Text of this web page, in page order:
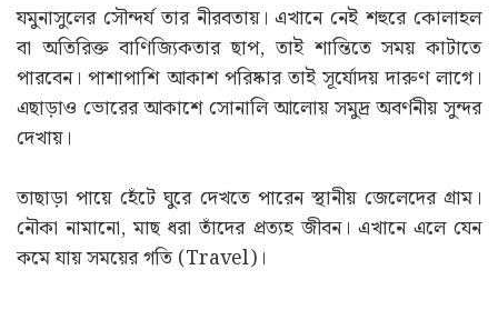
যমুনাসুলের সৌন্দর্য তার নীরবতায়। এখানে নেই শহুরে কোলাহল
বা অতিরিক্ত বাণিজ্যিকতার ছাপ, তাই শান্তিতে সময় কাটাতে
পারবেন। পাশাপাশি আকাশ পরিষ্কার তাই সূর্যোদয় দারুণ লাগে।
এছাড়াও ভোরের আকাশে সোনালি আলোয় সমুদ্র অবর্ণনীয় সুন্দর
দেখায়।
তাছাড়া পায়ে হেঁটে ঘুরে দেখতে পারেন স্থানীয় জেলেদের গ্রাম।
নৌকা নামানো, মাছ ধরা তাঁদের প্রত্যহ জীবন। এখানে এলে যেন
কমে যায় সময়ের গতি (Travel)।